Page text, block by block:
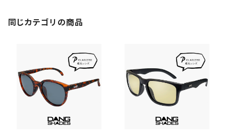
ット 紫外線対策 シールド型 1枚
レンズ
同じカテゴリの商品